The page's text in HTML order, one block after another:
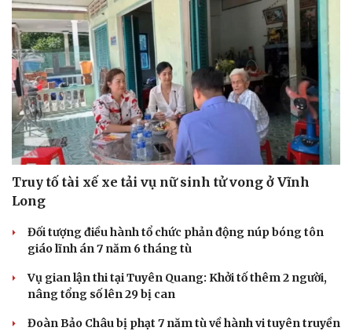
Truy tố tài xế xe tải vụ nữ sinh tử vong ở Vĩnh
Long
Đối tượng điều hành tổ chức phản động núp bóng tôn
giáo lĩnh án 7 năm 6 tháng tù
Vụ gian lận thi tại Tuyên Quang: Khởi tố thêm 2 người,
nâng tổng số lên 29 bị can
Đoàn Bảo Châu bị phạt 7 năm tù về hành vi tuyên truyền